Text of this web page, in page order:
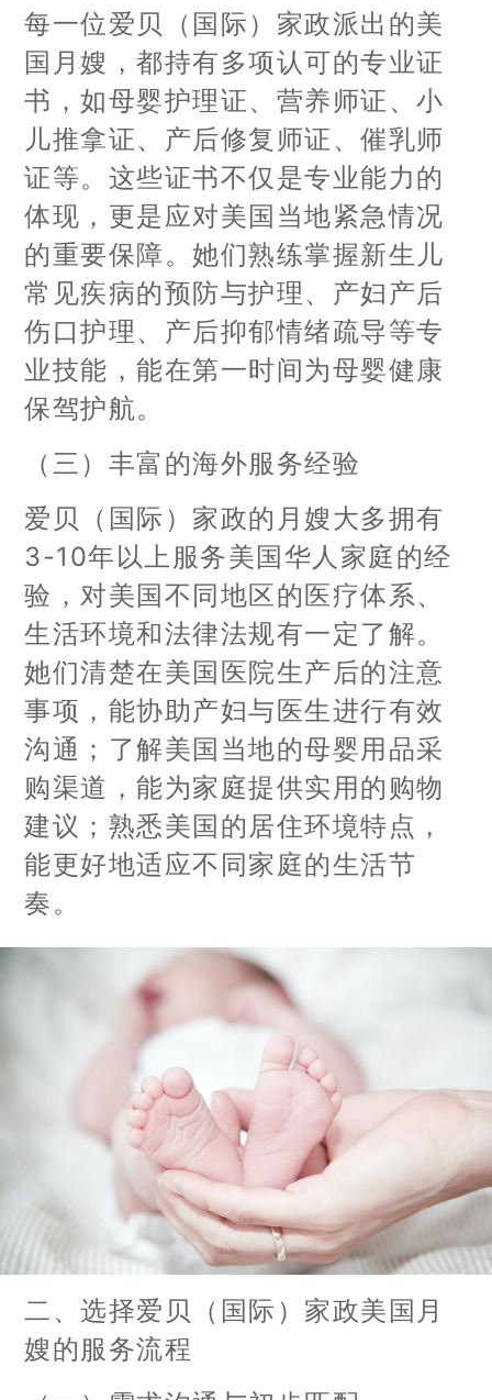
每一位爱贝（国际）家政派出的美
国月嫂，都持有多项认可的专业证
书，如母婴护理证、营养师证、小
儿推拿证、产后修复师证、催乳师
证等。这些证书不仅是专业能力的
体现，更是应对美国当地紧急情况
的重要保障。她们熟练掌握新生儿
常见疾病的预防与护理、产妇产后
伤口护理、产后抑郁情绪疏导等专
业技能，能在第一时间为母婴健康
保驾护航。
（三）丰富的海外服务经验
爱贝（国际）家政的月嫂大多拥有
3-10年以上服务美国华人家庭的经
验，对美国不同地区的医疗体系、
生活环境和法律法规有一定了解。
她们清楚在美国医院生产后的注意
事项，能协助产妇与医生进行有效
沟通；了解美国当地的母婴用品采
购渠道，能为家庭提供实用的购物
建议；熟悉美国的居住环境特点，
能更好地适应不同家庭的生活节
奏。
二、选择爱贝（国际）家政美国月
嫂的服务流程